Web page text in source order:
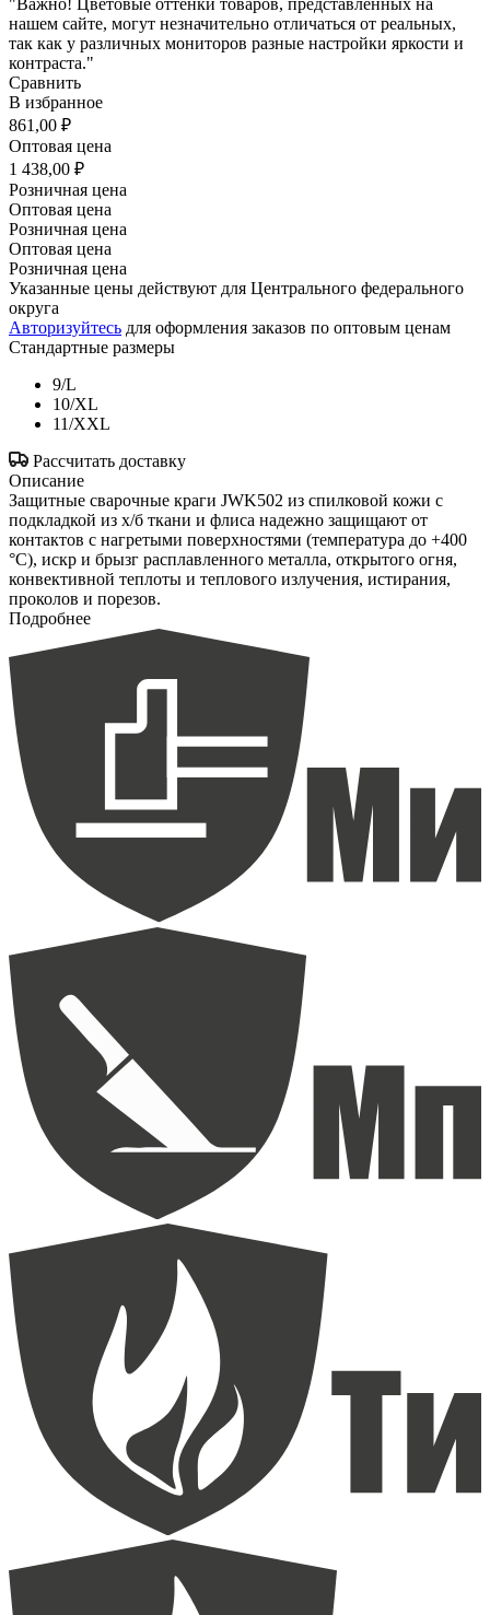
нашем сайте, могут незначительно отличаться от реальных,
так как у различных мониторов разные настройки яркости и
контраста."
Сравнить
В избранное
861,00 ₽
Оптовая цена
1 438,00 ₽
Розничная цена
Оптовая цена
Розничная цена
Оптовая цена
Розничная цена
Указанные цены действуют для Центрального федерального
округа
Авторизуйтесь для оформления заказов по оптовым ценам
Стандартные размеры
9/L
10/XL
11/XXL
Рассчитать доставку
Описание
Защитные сварочные краги JWK502 из спилковой кожи с
подкладкой из х/б ткани и флиса надежно защищают от
контактов с нагретыми поверхностями (температура до +400
°С), искр и брызг расплавленного металла, открытого огня,
конвективной теплоты и теплового излучения, истирания,
проколов и порезов.
Подробнее